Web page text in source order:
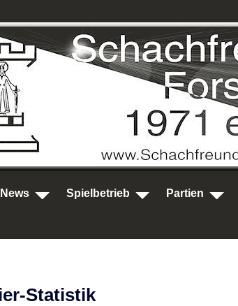
News Spielbetrieb Partien
Statistik